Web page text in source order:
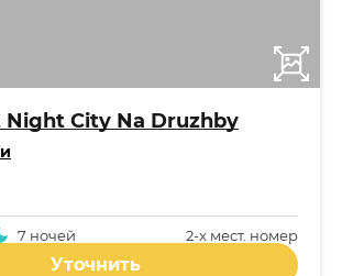
City Na Druzhby
2-x мест. номер
7 ночей
Уточнить